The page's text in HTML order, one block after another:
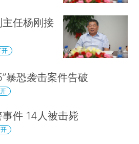
任杨刚接
开
暴恐袭击案件告破
件 14人被击毙